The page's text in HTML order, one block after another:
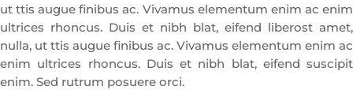
ut ttis augue finibus ac. Vivamus elementum enim ac enim
ultrices rhoncus. Duis et nibh blat, eifend liberost amet,
nulla, ut ttis augue finibus ac. Vivamus elementum enim ac
enim ultrices rhoncus. Duis et nibh blat, eifend suscipit
enim. Sed rutrum posuere orci.